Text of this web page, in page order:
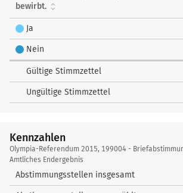
bewirbt.
Ja
Nein
Gültige Stimmzettel
Ungültige Stimmzettel
Kennzahlen
Kennzahlen
Olympia-Referendum 2015, 199004 -
Amtliches Endergebnis
Abstimmungsstellen insgesamt